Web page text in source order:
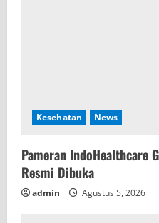
Kesehatan News
Pameran IndoHealthcare
Resmi Dibuka
admin Agustus 5, 2026